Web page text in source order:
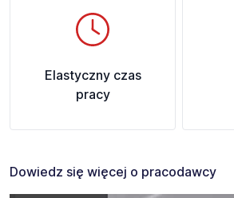
Elastyczny czas
pracy
Dowiedz się więcej o pracodawcy